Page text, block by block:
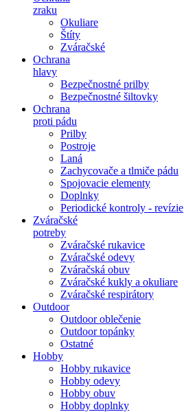
zraku
Okuliare
Štíty
Zváračské
Ochrana
hlavy
Bezpečnostné prilby
Bezpečnostné šiltovky
Ochrana
proti pádu
Prilby
Postroje
Laná
Zachycovače a tlmiče pádu
Spojovacie elementy
Doplnky
Periodické kontroly - revízie
Zváračské
potreby
Zváračské rukavice
Zváračské odevy
Zváračská obuv
Zváračské kukly a okuliare
Zváračské respirátory
Outdoor
Outdoor oblečenie
Outdoor topánky
Ostatné
Hobby
Hobby rukavice
Hobby odevy
Hobby obuv
Hobby doplnky